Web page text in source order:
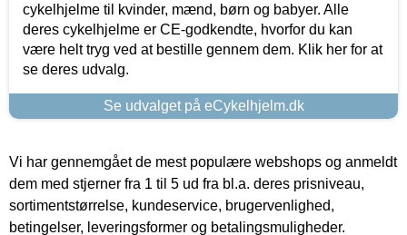
cykelhjelme til kvinder, mænd, børn og babyer. Alle
deres cykelhjelme er CE-godkendte, hvorfor du kan
være helt tryg ved at bestille gennem dem. Klik her for at
se deres udvalg.
Se udvalget på eCykelhjelm.dk
Vi har gennemgået de mest populære webshops og anmeldt
dem med stjerner fra 1 til 5 ud fra bl.a. deres prisniveau,
sortimentstørrelse, kundeservice, brugervenlighed,
betingelser, leveringsformer og betalingsmuligheder.